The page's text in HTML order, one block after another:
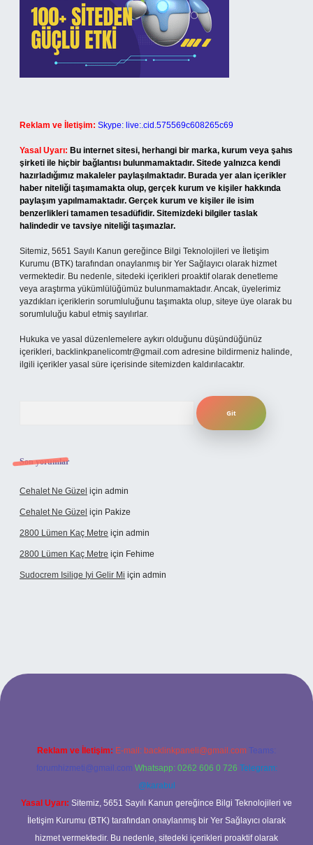
Reklam ve İletişim: Skype: live:.cid.575569c608265c69
Yasal Uyarı: Bu internet sitesi, herhangi bir marka, kurum veya şahıs
şirketi ile hiçbir bağlantısı bulunmamaktadır. Sitede yalnızca kendi
hazırladığımız makaleler paylaşılmaktadır. Burada yer alan içerikler
haber niteliği taşımamakta olup, gerçek kurum ve kişiler hakkında
paylaşım yapılmamaktadır. Gerçek kurum ve kişiler ile isim
benzerlikleri tamamen tesadüfidir. Sitemizdeki bilgiler taslak
halindedir ve tavsiye niteliği taşımazlar.
Sitemiz, 5651 Sayılı Kanun gereğince Bilgi Teknolojileri ve İletişim
Kurumu (BTK) tarafından onaylanmış bir Yer Sağlayıcı olarak hizmet
vermektedir. Bu nedenle, sitedeki içerikleri proaktif olarak denetleme
veya araştırma yükümlülüğümüz bulunmamaktadır. Ancak, üyelerimiz
yazdıkları içeriklerin sorumluluğunu taşımakta olup, siteye üye olarak bu
sorumluluğu kabul etmiş sayılırlar.
Hukuka ve yasal düzenlemelere aykırı olduğunu düşündüğünüz
içerikleri, backlinkpanelicomtr@gmail.com adresine bildirmeniz halinde,
ilgili içerikler yasal süre içerisinde sitemizden kaldırılacaktır.
Son yorumlar
Cehalet Ne Güzel için admin
Cehalet Ne Güzel için Pakize
2800 Lümen Kaç Metre için admin
2800 Lümen Kaç Metre için Fehime
Sudocrem Isilige Iyi Gelir Mi için admin
opera bet giriş
Reklam ve İletişim: E-mail: backlinkpaneli@gmail.com Teams:
forumhizmeti@gmail.com Whatsapp: 0262 606 0 726 Telegram:
@karabul
Yasal Uyarı: Sitemiz, 5651 Sayılı Kanun gereğince Bilgi Teknolojileri ve
İletişim Kurumu (BTK) tarafından onaylanmış bir Yer Sağlayıcı olarak
hizmet vermektedir. Bu nedenle, sitedeki içerikleri proaktif olarak